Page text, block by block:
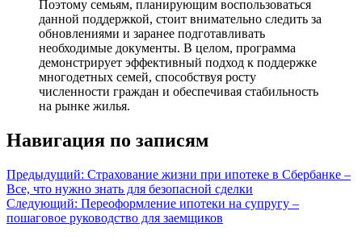
Поэтому семьям, планирующим воспользоваться
данной поддержкой, стоит внимательно следить за
обновлениями и заранее подготавливать
необходимые документы. В целом, программа
демонстрирует эффективный подход к поддержке
многодетных семей, способствуя росту
численности граждан и обеспечивая стабильность
на рынке жилья.
Навигация по записям
Предыдущий: Страхование жизни при ипотеке в Сбербанке –
Все, что нужно знать для безопасной сделки
Следующий: Переоформление ипотеки на супругу –
пошаговое руководство для заемщиков